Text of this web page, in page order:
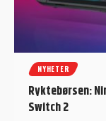
NYHETER
Ryktebørsen:
Switch 2